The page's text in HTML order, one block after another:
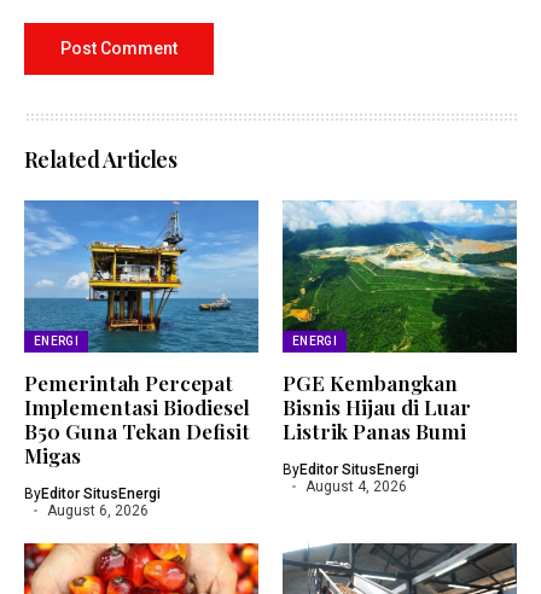
Related Articles
ENERGI
Pemerintah Percepat
Implementasi Biodiesel
B50 Guna Tekan Defisit
Migas
ByEditor SitusEnergi
August 6, 2026
ENERGI
PGE Kembangkan
Bisnis Hijau di Luar
Listrik Panas Bumi
ByEditor SitusEnergi
August 4, 2026